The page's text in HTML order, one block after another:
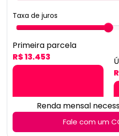
Taxa de juros
Primeira parcela
R$ 13.453
Renda mensal
Fale com um